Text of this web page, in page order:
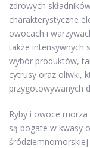
zdrowych
charakterystyczne
owocach i
także intensywnych
wybór produktów,
cytrusy oraz oliwki,
przygotowywanych
Ryby i owoce
są bogate w kwasy
śródziemnomorskiej